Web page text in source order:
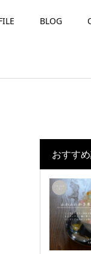
BLOG
おすす